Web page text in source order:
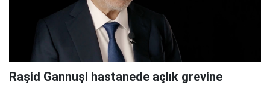
Raşid Gannuşi hastanede açlık grevine